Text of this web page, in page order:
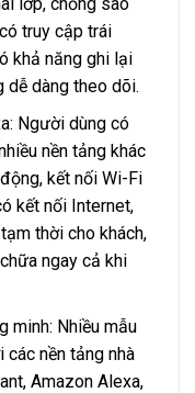
truy cập trái
khả năng ghi lại
dễ dàng theo dõi.
Người dùng có
nền tảng khác
kết nối Wi-Fi
kết nối Internet,
thời cho khách,
ngay cả khi
minh: Nhiều mẫu
các nền tảng nhà
Amazon Alexa,